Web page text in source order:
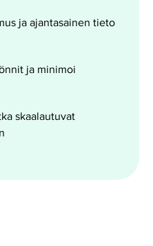
ja ajantasainen tieto
ja minimoi
skaalautuvat